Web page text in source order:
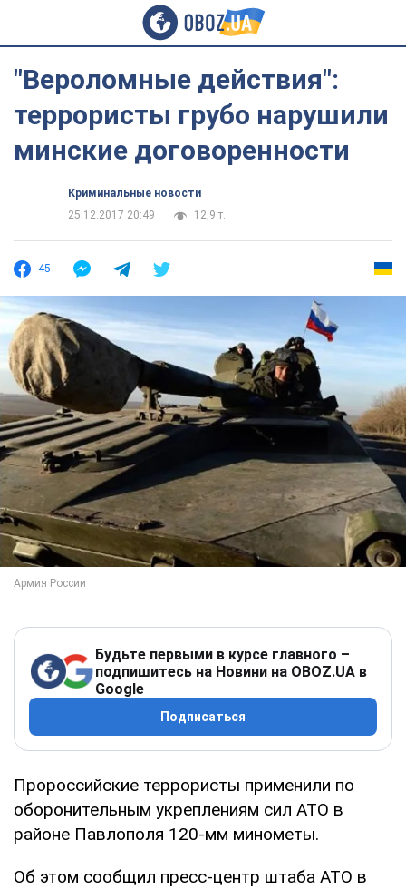
"Вероломные действия":
террористы грубо нарушили
минские договоренности
Криминальные новости
25.12.2017 20:49
12,9 т.
45
Будьте первыми в курсе главного –
подпишитесь на Новини на OBOZ.UA в
Google
Подписаться
Пророссийские террористы применили по
оборонительным укреплениям сил АТО в
районе Павлополя 120-мм минометы.
Об этом сообщил пресс-центр штаба АТО в